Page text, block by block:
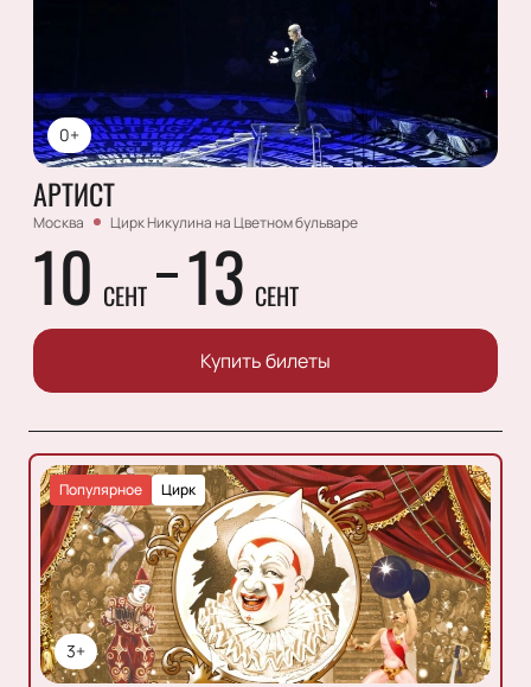
0+
АРТИСТ
Москва Цирк Никулина на Цветном бульваре
10 СЕНТ 13 СЕНТ
Купить билеты
3+
Цирк
Популярное